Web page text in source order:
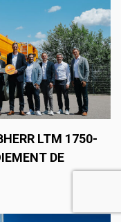
LTM 1750-
DE